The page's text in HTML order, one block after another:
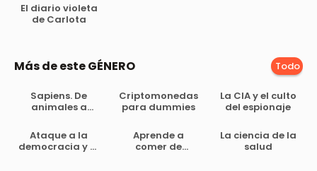
El diario violeta
de Carlota
Más de este GÉNERO Todo
Sapiens. De
animales a
breve historia
de la
humanidad
Criptomonedas
para dummies
La CIA y el culto
del espionaje
Ataque a la
democracia y al
Aprende a
comer de
La ciencia de la
salud